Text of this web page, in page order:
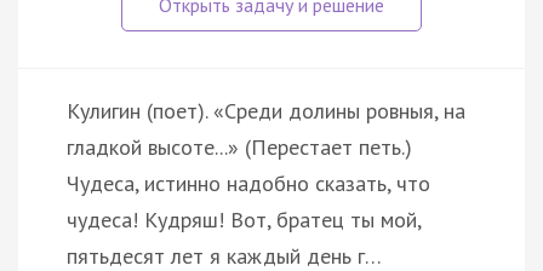
Кулигин (поет). «Среди долины ровныя, на
гладкой высоте...» (Перестает петь.)
Чудеса, истинно надобно сказать, что
чудеса! Кудряш! Вот, братец ты мой,
пятьдесят лет я каждый день г…